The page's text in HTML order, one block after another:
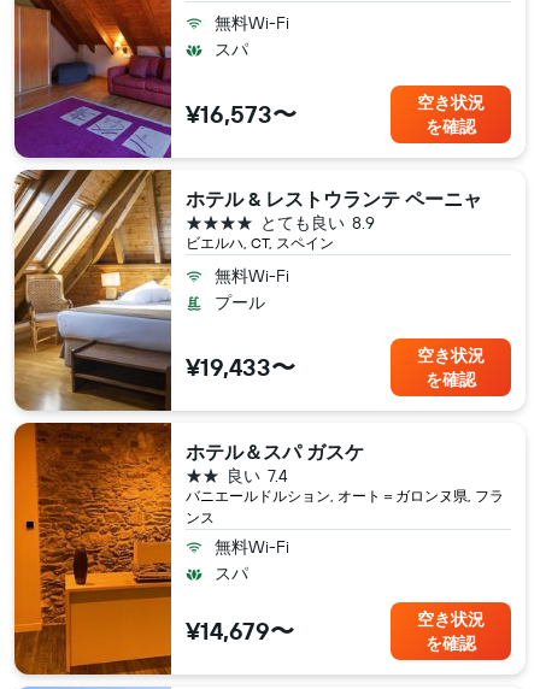
無料Wi-Fi
スパ
¥16,573〜
空き状況
を確認
ホテル & レストウランテ ペーニャ
ビエルハ, CT, スペイン
8.9
とても良い
4つ星
無料Wi-Fi
プール
¥19,433〜
空き状況
を確認
ホテル＆スパ ガスケ
バニエールドルション, オート＝ガロンヌ県, フラ
ンス
7.4
良い
2つ星
無料Wi-Fi
スパ
¥14,679〜
空き状況
を確認